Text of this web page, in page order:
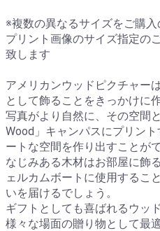
※複数の異なるサイズをご購
プリント画像のサイズ指定の
致します
アメリカンウッドピクチャー
として飾ることをきっかけに
写真がより自然に、その空間
Wood」キャンパスにプリン
ートな空間を作り出すことが
なじみある木材はお部屋に飾
ェルカムボートに使用するこ
いを届けるでしょう。
ギフトとしても喜ばれるウッ
様々な場面の贈り物として最